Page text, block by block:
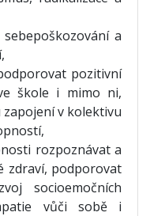
a
pozitivní
škole i mimo ni,
v kolektivu
rozpoznávat a
zdraví, podporovat
socioemočních
vůči sobě i